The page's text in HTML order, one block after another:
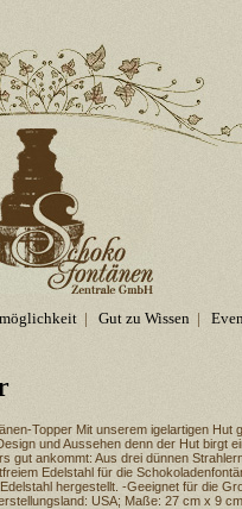
| Gut zu Wissen|
Topper Mit unserem igelartigen Hut
und Aussehen denn der Hut birgt
gut ankommt: Aus drei dünnen
Edelstahl für die
hergestellt. -Geeignet für die
USA; Maße: 27 cm x 9